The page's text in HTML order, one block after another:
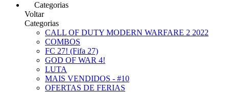
Categorias
Voltar
Categorias
CALL OF DUTY MODERN WARFARE 2 2022
COMBOS
FC 27! (Fifa 27)
GOD OF WAR 4!
LUTA
MAIS VENDIDOS - #10
OFERTAS DE FERIAS